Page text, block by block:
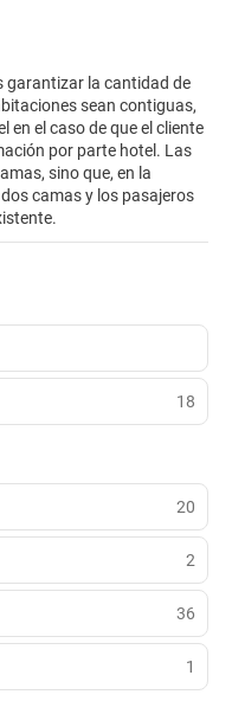
garantizar la cantidad de
sean contiguas,
en el caso de que el cliente
por parte hotel. Las
sino que, en la
camas y los pasajeros
18
20
2
36
1